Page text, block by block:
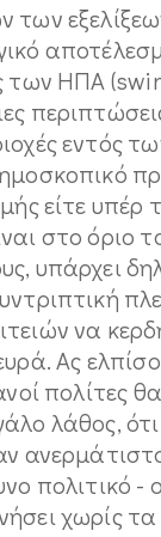
των ΗΠΑ
εντός
είτε υπέρ
στο όριο
υπάρχει
να
Ας
πολίτες
λάθος,
πολιτικό -
χωρίς τα